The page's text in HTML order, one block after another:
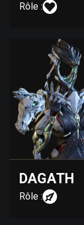
Rôle :
DAGATH
Rôle :